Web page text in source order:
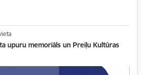
upuru memoriāls un Preiļu Kultūras